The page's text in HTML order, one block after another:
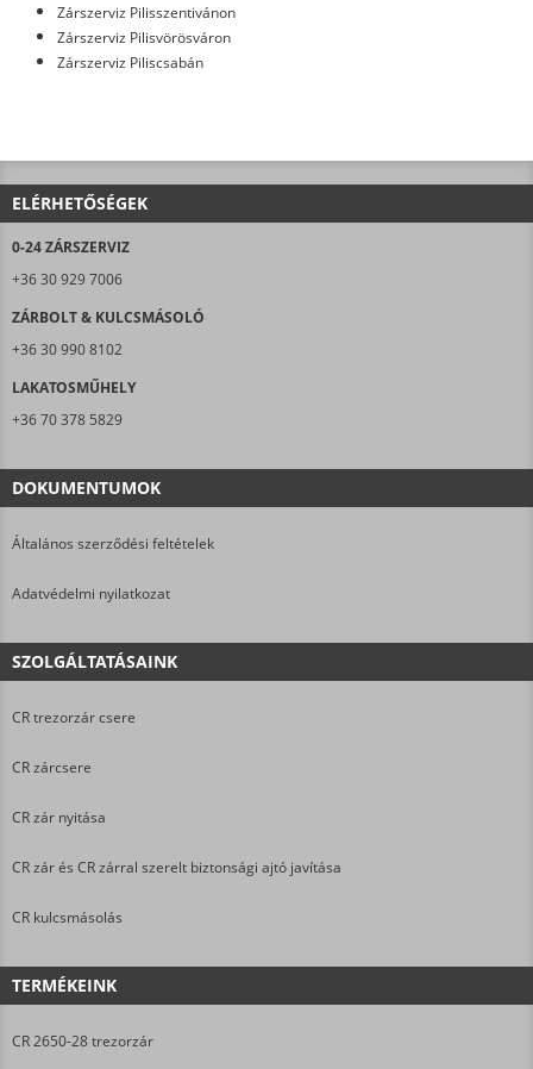
Zárszerviz Pilisszentivánon
Zárszerviz Pilisvörösváron
Zárszerviz Piliscsabán
ELÉRHETŐSÉGEK
0-24 ZÁRSZERVIZ
+36 30 929 7006
ZÁRBOLT & KULCSMÁSOLÓ
+36 30 990 8102
LAKATOSMŰHELY
+36 70 378 5829
DOKUMENTUMOK
Általános szerződési feltételek
Adatvédelmi nyilatkozat
SZOLGÁLTATÁSAINK
CR trezorzár csere
CR zárcsere
CR zár nyitása
CR zár és CR zárral szerelt biztonsági ajtó javítása
CR kulcsmásolás
TERMÉKEINK
CR 2650-28 trezorzár